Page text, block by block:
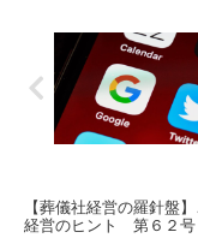
【葬儀社経営の羅針盤
経営のヒント 第６２号